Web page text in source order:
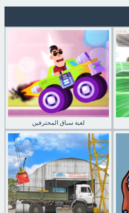
لعبة سباق المحترفين